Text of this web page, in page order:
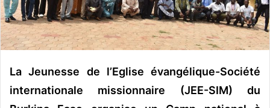
c
o
u
r
e
La Jeunesse de l’Eglise évangélique-Société
internationale missionnaire (JEE-SIM) du